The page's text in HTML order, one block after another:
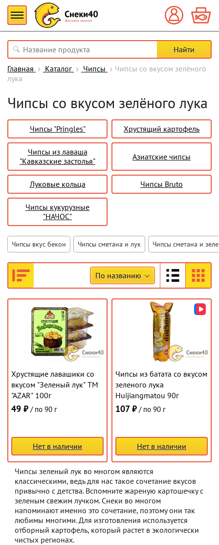
Главная Каталог Чипсы
Чипсы со вкусом зелёного
лука
Чипсы со вкусом зелёного лука
Чипсы "Pringles" Хрустящий картофель
Чипсы из лаваша
"Кавказские застолья"
Азиатские чипсы
Луковые кольца Чипсы Bruto
Чипсы кукурузные
"НАЧОС"
Чипсы вкус бекон Чипсы сметана и лук Чипсы сметана и
По названию
Хрустящие лавашики со
вкусом "Зеленый лук" ТМ
"AZAR" 100г
49 ₽ / по 90 г
Нет в наличии
Чипсы из батата со вкусом
зеленого лука
Huijiangmatou 90г
107 ₽ / по 90 г
Нет в наличии
Чипсы зеленый лук во многом являются
классическими, ведь для нас такое сочетание вкусов
привычно с детства. Вспомните жареную картошечку с
зеленым свежим лучком. Снеки во многом
напоминают именно это сочетание, поэтому они так
любимы многими. Для изготовления используется
отборный картофель, который растет в экологически
чистых регионах.